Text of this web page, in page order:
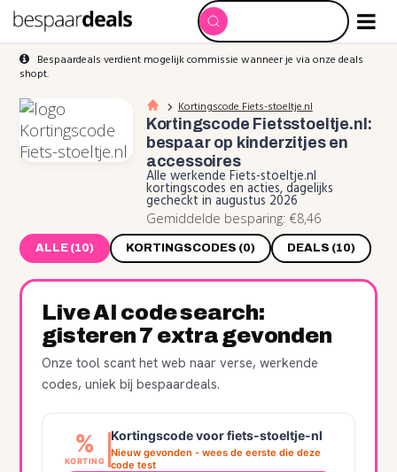
Bespaardeals verdient mogelijk commissie wanneer je via onze deals
shopt.
Kortingscode Fiets-stoeltje.nl
Kortingscode Fietsstoeltje.nl:
bespaar op kinderzitjes en
accessoires
Alle werkende Fiets-stoeltje.nl
kortingscodes en acties, dagelijks
gecheckt in augustus 2026
Gemiddelde besparing: €8,46
ALLE (10) KORTINGSCODES (0) DEALS (10)
Live AI code search:
gisteren 7 extra gevonden
Onze tool scant het web naar verse, werkende
codes, uniek bij bespaardeals.
%
KORTING
Kortingscode voor fiets-stoeltje-nl
Nieuw gevonden - wees de eerste die deze
code test